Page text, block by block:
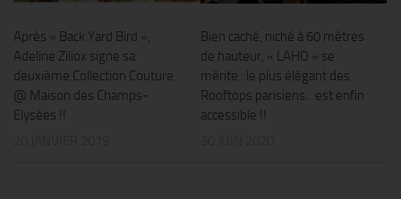
Après « Back Yard Bird »,
Adeline Ziliox signe sa
deuxième Collection Couture
@ Maison des Champs-
Elysées !!
Bien caché, niché à 60 mètres
de hauteur, « LAHO » se
mérite : le plus élégant des
Rooftops parisiens…est enfin
accessible !!